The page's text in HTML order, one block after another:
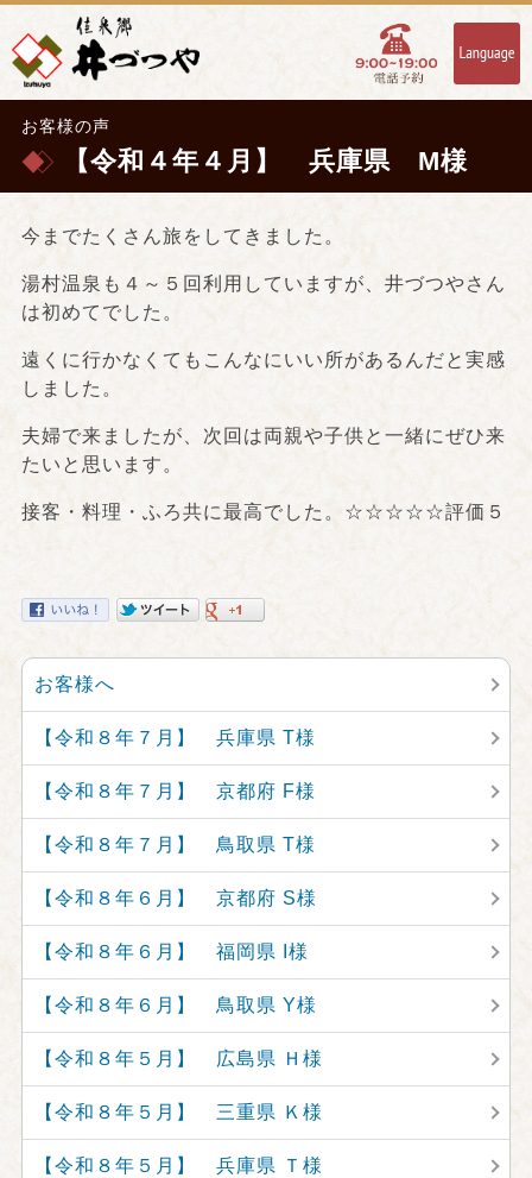
お客様の声
【令和４年４月】 兵庫県 M様
今までたくさん旅をしてきました。
湯村温泉も４～５回利用していますが、井づつやさん
は初めてでした。
遠くに行かなくてもこんなにいい所があるんだと実感
しました。
夫婦で来ましたが、次回は両親や子供と一緒にぜひ来
たいと思います。
接客・料理・ふろ共に最高でした。☆☆☆☆☆評価５
お客様へ
【令和８年７月】 兵庫県 T様
【令和８年７月】 京都府 F様
【令和８年７月】 鳥取県 T様
【令和８年６月】 京都府 S様
【令和８年６月】 福岡県 I様
【令和８年６月】 鳥取県 Y様
【令和８年５月】 広島県 Ｈ様
【令和８年５月】 三重県 Ｋ様
【令和８年５月】 兵庫県 Ｔ様